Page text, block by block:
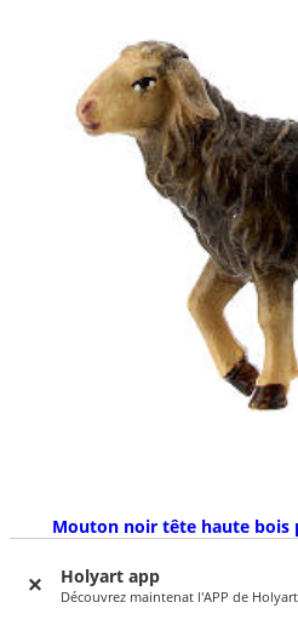
Holyart app
Découvrez maintenat l'APP de Holyart
Mouton noir tête haute bois
11 cm
SUR COMMANDE